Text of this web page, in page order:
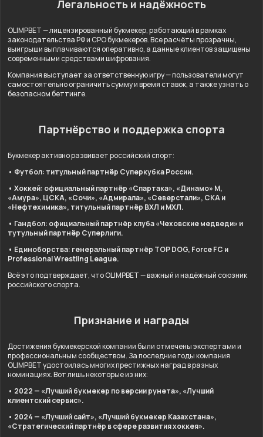
Легальность и надёжность
OLIMPBET — лицензированный букмекер, работающий в рамках
законодательства РФ и СРО букмекеров. Все расчёты прозрачны,
выигрыши выплачиваются оперативно, а данные клиентов защищены
современными средствами шифрования.
Компания выступает за ответственную игру — пользователи могут
самостоятельно ограничить сумму и время ставок, а также узнать о
безопасном беттинге.
Партнёрство и поддержка спорта
Букмекер активно развивает российский спорт:
• Футбол: титульный партнёр Суперкубка России.
• Хоккей: официальный партнёр «Спартака», «Динамо» М,
«Амура», ЦСКА, «Сочи», «Адмирала», «Северстали», СКА и
«Нефтехимика», титульный партнёр ВХЛ и МХЛ.
• Гандбол: официальный партнёр клуба «Чеховские медведи» и
тутульный партнёр Суперлиги.
• Единоборства: генеральный партнёр TOP DOG, Force FC и
Professional Wrestling League.
Всё это подтверждает, что OLIMPBET — важный и надёжный союзник
российского спорта.
Признание и награды
Достижения букмекерской компании были отмечены экспертами и
профессиональным сообществом. За последние годы компания
OLIMPBET удостоилась многих престижных наград в разных
номинациях. Вот лишь некоторые из них:
• 2022 — «Лучший букмекер по версии рунета», «Лучший
клиентский сервис».
• 2024 — «Лучший сайт», «Лучший букмекер Казахстана»,
«Стратегический партнёр в сфере развития хоккея».